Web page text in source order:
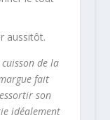
aussitôt.
de la
fait
son
idéalement